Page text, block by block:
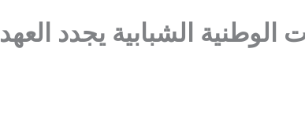
الـ 74: ائتلاف القيادات الوطنية الشبابية يجدد العهد